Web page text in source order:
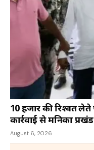
10 हजार की रिश्वत
कार्रवाई से मनिका
August 6, 2026